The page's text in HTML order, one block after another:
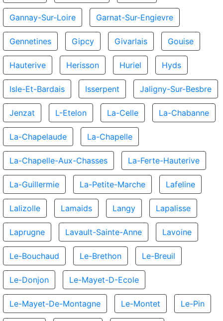
Gannay-Sur-Loire Garnat-Sur-Engievre
Gennetines Gipcy Givarlais Gouise
Hauterive Herisson Huriel Hyds
Isle-Et-Bardais Isserpent Jaligny-Sur-Besbre
Jenzat L-Etelon La-Celle La-Chabanne
La-Chapelaude La-Chapelle
La-Chapelle-Aux-Chasses La-Ferte-Hauterive
La-Guillermie La-Petite-Marche Lafeline
Lalizolle Lamaids Langy Lapalisse
Laprugne Lavault-Sainte-Anne Lavoine
Le-Bouchaud Le-Brethon Le-Breuil
Le-Donjon Le-Mayet-D-Ecole
Le-Mayet-De-Montagne Le-Montet Le-Pin